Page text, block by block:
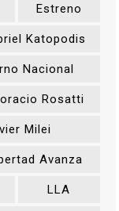
Estreno
Katopodis
Nacional
Rosatti
Milei
Avanza
LLA